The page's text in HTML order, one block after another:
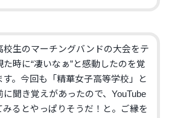
校生のマーチングバンドの大会をテ
た時に“凄いなぁ”と感動したのを覚
す。今回も「 精華女子高等学校」と
に聞き覚えがあったので、 YouTube
みるとやっぱりそうだ！と。
ご縁を